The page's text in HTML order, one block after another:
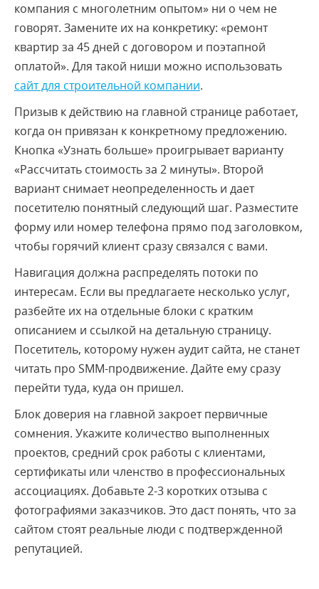
компания с многолетним опытом» ни о чем не
говорят. Замените их на конкретику: «ремонт
квартир за 45 дней с договором и поэтапной
оплатой». Для такой ниши можно использовать
сайт для строительной компании.
Призыв к действию на главной странице работает,
когда он привязан к конкретному предложению.
Кнопка «Узнать больше» проигрывает варианту
«Рассчитать стоимость за 2 минуты». Второй
вариант снимает неопределенность и дает
посетителю понятный следующий шаг. Разместите
форму или номер телефона прямо под заголовком,
чтобы горячий клиент сразу связался с вами.
Навигация должна распределять потоки по
интересам. Если вы предлагаете несколько услуг,
разбейте их на отдельные блоки с кратким
описанием и ссылкой на детальную страницу.
Посетитель, которому нужен аудит сайта, не станет
читать про SMM-продвижение. Дайте ему сразу
перейти туда, куда он пришел.
Блок доверия на главной закроет первичные
сомнения. Укажите количество выполненных
проектов, средний срок работы с клиентами,
сертификаты или членство в профессиональных
ассоциациях. Добавьте 2-3 коротких отзыва с
фотографиями заказчиков. Это даст понять, что за
сайтом стоят реальные люди с подтвержденной
репутацией.